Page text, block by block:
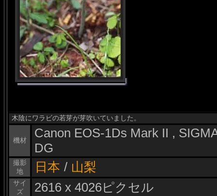
木陰にワラビの若芽が芽吹いていました。
機材
Canon EOS-1Ds Mark II ,
DG
撮影
地
日本 / 山梨
サイ
ズ
2616 x 4026ピクセル